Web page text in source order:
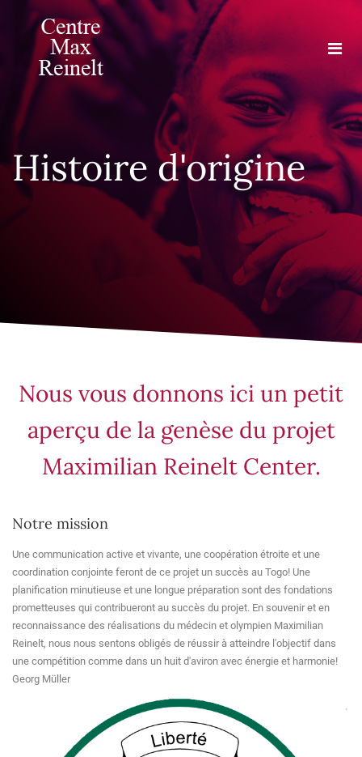
Histoire d'origine
Nous vous donnons ici un petit
aperçu de la genèse du projet
Maximilian Reinelt Center.
Notre mission
Une communication active et vivante, une coopération étroite et une
coordination conjointe feront de ce projet un succès au Togo! Une
planification minutieuse et une longue préparation sont des fondations
prometteuses qui contribueront au succès du projet. En souvenir et en
reconnaissance des réalisations du médecin et olympien Maximilian
Reinelt, nous nous sentons obligés de réussir à atteindre l'objectif dans
une compétition comme dans un huit d'aviron avec énergie et harmonie!
Georg Müller